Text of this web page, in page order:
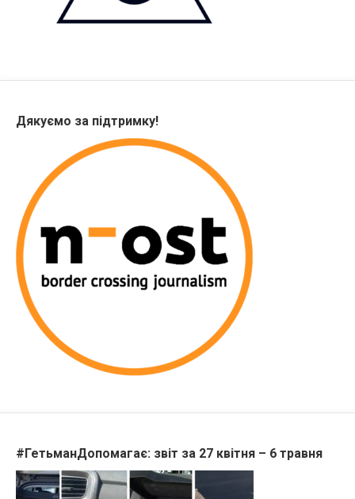
Дякуємо за підтримку!
#ГетьманДопомагає: звіт за 27 квітня – 6 травня